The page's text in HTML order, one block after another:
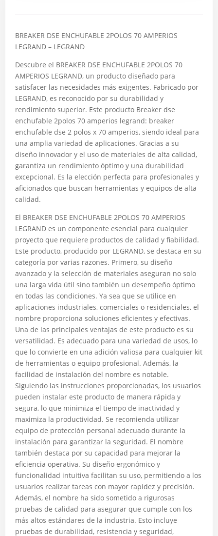
BREAKER DSE ENCHUFABLE 2POLOS 70 AMPERIOS
LEGRAND – LEGRAND
Descubre el BREAKER DSE ENCHUFABLE 2POLOS 70
AMPERIOS LEGRAND, un producto diseñado para
satisfacer las necesidades más exigentes. Fabricado por
LEGRAND, es reconocido por su durabilidad y
rendimiento superior. Este producto Breaker dse
enchufable 2polos 70 amperios legrand: breaker
enchufable dse 2 polos x 70 amperios, siendo ideal para
una amplia variedad de aplicaciones. Gracias a su
diseño innovador y el uso de materiales de alta calidad,
garantiza un rendimiento óptimo y una durabilidad
excepcional. Es la elección perfecta para profesionales y
aficionados que buscan herramientas y equipos de alta
calidad.
El BREAKER DSE ENCHUFABLE 2POLOS 70 AMPERIOS
LEGRAND es un componente esencial para cualquier
proyecto que requiere productos de calidad y fiabilidad.
Este producto, producido por LEGRAND, se destaca en su
categoría por varias razones. Primero, su diseño
avanzado y la selección de materiales aseguran no solo
una larga vida útil sino también un desempeño óptimo
en todas las condiciones. Ya sea que se utilice en
aplicaciones industriales, comerciales o residenciales, el
nombre proporciona soluciones eficientes y efectivas.
Una de las principales ventajas de este producto es su
versatilidad. Es adecuado para una variedad de usos, lo
que lo convierte en una adición valiosa para cualquier kit
de herramientas o equipo profesional. Además, la
facilidad de instalación del nombre es notable.
Siguiendo las instrucciones proporcionadas, los usuarios
pueden instalar este producto de manera rápida y
segura, lo que minimiza el tiempo de inactividad y
maximiza la productividad. Se recomienda utilizar
equipo de protección personal adecuado durante la
instalación para garantizar la seguridad. El nombre
también destaca por su capacidad para mejorar la
eficiencia operativa. Su diseño ergonómico y
funcionalidad intuitiva facilitan su uso, permitiendo a los
usuarios realizar tareas con mayor rapidez y precisión.
Además, el nombre ha sido sometido a rigurosas
pruebas de calidad para asegurar que cumple con los
más altos estándares de la industria. Esto incluye
pruebas de durabilidad, resistencia y seguridad,